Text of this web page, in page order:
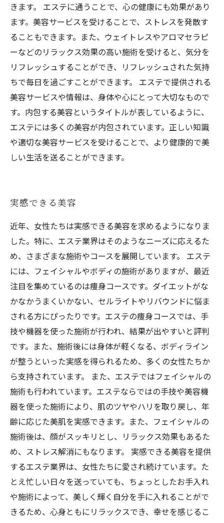
きます。 エステに通うことで、心の健康にも効果があり
ます。美容サービスを受けることで、ストレスを発散す
ることもできます。また、ウェイトレスやアロマセラピ
ーなどのリラックス効果の高い施術を受けると、気分を
リフレッシュすることができ、リフレッシュされた気持
ちで毎日を過ごすことができます。 エステで提供される
美容サービスや情報は、身体や心にとって大切なもので
す。内包する美容というタイトルが表しているように、
エステには多くの美容が内包されています。正しい知識
や適切な美容サービスを受けることで、より健康的で美
しい生活を送ることができます。
実感できる美容
近年、女性たちは実感できる美容を求めるようになりま
した。特に、エステ業界はそのようなニーズに応えるた
め、さまざまな施術やコースを展開しています。 エステ
には、フェイシャルやボディの施術がありますが、最近
注目を集めているのは痩身コースです。ダイエットがな
かなかうまくいかない、セルライトやリバウンドに悩ま
される方にぴったりです。エステの痩身コースでは、手
技や機器を使った施術が行われ、結果が出やすいと評判
です。また、施術後には身体が軽くなる、ボディライン
が整うといった実感を得られるため、多くの女性たちか
ら支持されています。 また、エステではフェイシャルの
施術も行われています。エステならではの手技や美容機
器を使った施術により、肌のツヤやハリを取り戻し、年
齢に応じた美肌を実感できます。また、フェイシャルの
施術後は、顔がスッキリとし、リラックス効果もあるた
め、ストレス解消にもなります。 実感できる美容を提供
するエステ業界は、女性たちに愛され続けています。た
とえ忙しい日々を送っていても、ちょっとしたお手入れ
や施術によって、美しく輝く自分を手に入れることがで
きるため、心身ともにリラックスでき、幸せを感じるこ